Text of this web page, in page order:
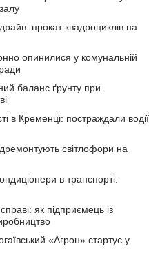
прокат квадроциклів на
опинилися у комунальній
баланс ґрунту при
в Кременці: постраждали водії
світлофори на
в транспорті:
як підприємець із
«Агрон» стартує у